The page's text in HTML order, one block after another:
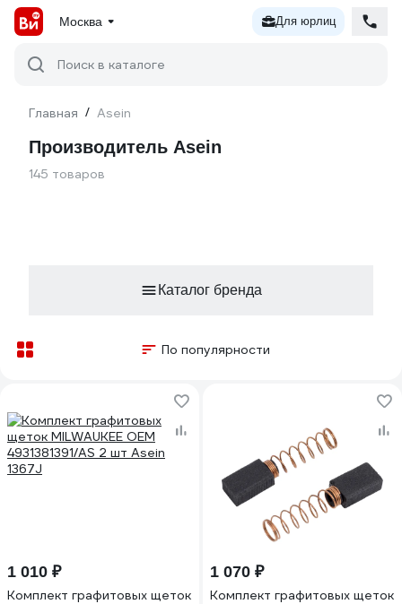
Москва Для юрлиц
Поиск в каталоге
Главная / Asein
Производитель Asein
145 товаров
Каталог бренда
По популярности
1 010 ₽
Комплект графитовых щеток
1 070 ₽
Комплект графитовых щеток